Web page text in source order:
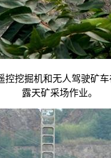
控挖掘机和无人驾驶矿
露天矿采场作业。